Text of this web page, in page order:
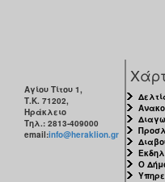
Αγίου Τίτου 1,
Τ.Κ. 71202,
Ηράκλειο
Τηλ.: 2813-409000
email:info@heraklion.gr
Ο